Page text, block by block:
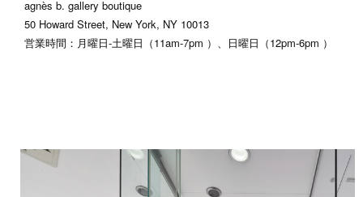
agnès b. gallery boutique
50 Howard Street, New York, NY 10013
営業時間：月曜日-土曜日（11am-7pm ）、日曜日（12pm-6pm ）